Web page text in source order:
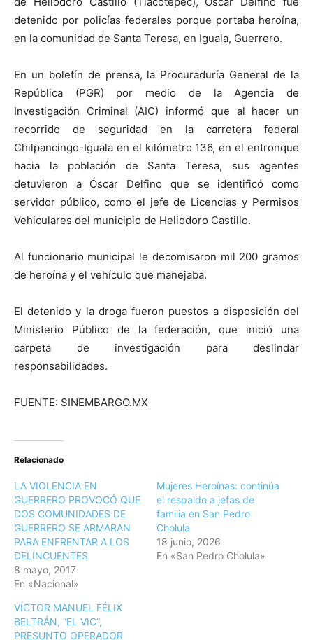
detenido por policías federales porque portaba heroína,
en la comunidad de Santa Teresa, en Iguala, Guerrero.
En un boletín de prensa, la Procuraduría General de la
República (PGR) por medio de la Agencia de
Investigación Criminal (AIC) informó que al hacer un
recorrido de seguridad en la carretera federal
Chilpancingo-Iguala en el kilómetro 136, en el entronque
hacia la población de Santa Teresa, sus agentes
detuvieron a Óscar Delfino que se identificó como
servidor público, como el jefe de Licencias y Permisos
Vehiculares del municipio de Heliodoro Castillo.
Al funcionario municipal le decomisaron mil 200 gramos
de heroína y el vehículo que manejaba.
El detenido y la droga fueron puestos a disposición del
Ministerio Público de la federación, que inició una
carpeta de investigación para deslindar
responsabilidades.
FUENTE: SINEMBARGO.MX
Relacionado
LA VIOLENCIA EN
GUERRERO PROVOCÓ QUE
DOS COMUNIDADES DE
GUERRERO SE ARMARAN
PARA ENFRENTAR A LOS
DELINCUENTES
8 mayo, 2017
En «Nacional»
Mujeres Heroínas: continúa
el respaldo a jefas de
familia en San Pedro
Cholula
18 junio, 2026
En «San Pedro Cholula»
VÍCTOR MANUEL FÉLIX
BELTRÁN, “EL VIC”,
PRESUNTO OPERADOR